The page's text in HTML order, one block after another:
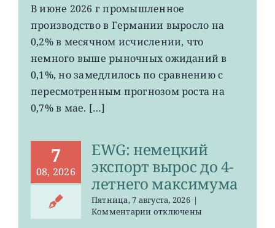
EWG:
промпроизводства
Германии
до
0,2%
В июне 2026 г промышленное
производство в Германии выросло на
0,2% в месячном исчислении, что
немного выше рыночных ожиданий в
0,1%, но замедлилось по сравнению с
пересмотренным прогнозом роста на
0,7% в мае. […]
7
08, 2026
EWG: немецкий
экспорт вырос до 4-
летнего максимума
Пятница, 7 августа, 2026 |
Комментариикотключены